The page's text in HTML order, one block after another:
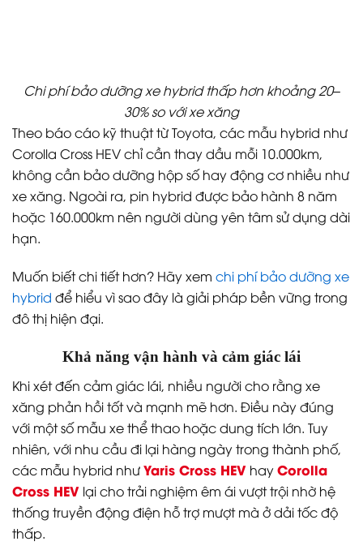
Chi phí bảo dưỡng xe hybrid thấp hơn khoảng 20–
30% so với xe xăng
Theo báo cáo kỹ thuật từ Toyota, các mẫu hybrid như
Corolla Cross HEV chỉ cần thay dầu mỗi 10.000km,
không cần bảo dưỡng hộp số hay động cơ nhiều như
xe xăng. Ngoài ra, pin hybrid được bảo hành 8 năm
hoặc 160.000km nên người dùng yên tâm sử dụng dài
hạn.
Muốn biết chi tiết hơn? Hãy xem chi phí bảo dưỡng xe
hybrid để hiểu vì sao đây là giải pháp bền vững trong
đô thị hiện đại.
Khả năng vận hành và cảm giác lái
Khi xét đến cảm giác lái, nhiều người cho rằng xe
xăng phản hồi tốt và mạnh mẽ hơn. Điều này đúng
với một số mẫu xe thể thao hoặc dung tích lớn. Tuy
nhiên, với nhu cầu đi lại hàng ngày trong thành phố,
các mẫu hybrid nhưYaris Cross HEV hayCorolla
Cross HEV lại cho trải nghiệm êm ái vượt trội nhờ hệ
thống truyền động điện hỗ trợ mượt mà ở dải tốc độ
thấp.